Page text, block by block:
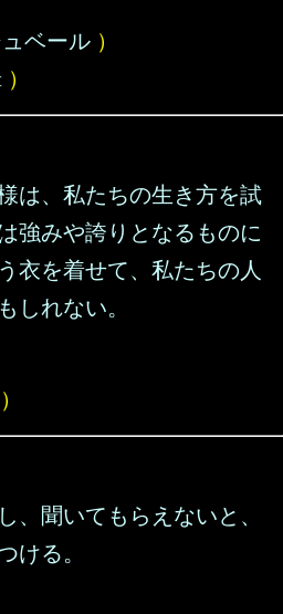
ベール ）
）
は、私たちの生き方を試
強みや誇りとなるものに
衣を着せて、私たちの人
しれない。
）
、聞いてもらえないと、
ける。